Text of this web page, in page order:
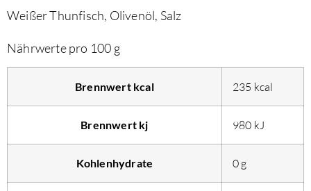
Weißer Thunfisch, Olivenöl, Salz
Nährwerte pro 100 g
Brennwert kcal 235 kcal
Brennwert kj 980 kJ
Kohlenhydrate 0 g